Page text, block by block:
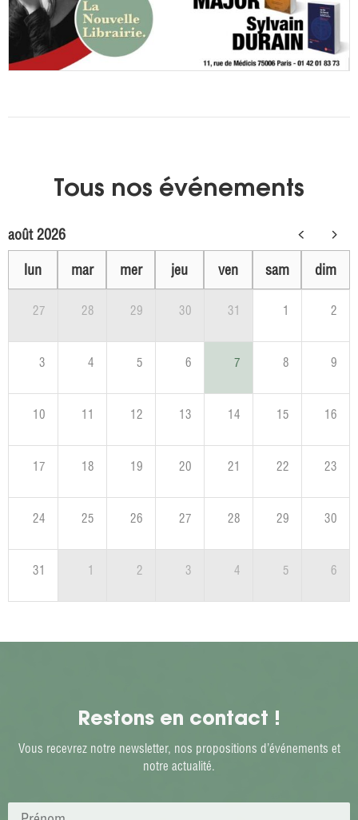
Tous nos événements
août 2026
lun
mar mer jeu ven sam dim
27 28 29 30 31 1 2
3 4 5 6 7 8 9
10 11 12 13 14 15 16
17 18 19 20 21 22 23
24 25 26 27 28 29 30
31 1 2 3 4 5 6
Restons en contact !
Vous recevrez notre newsletter, nos propositions d’événements et
notre actualité.